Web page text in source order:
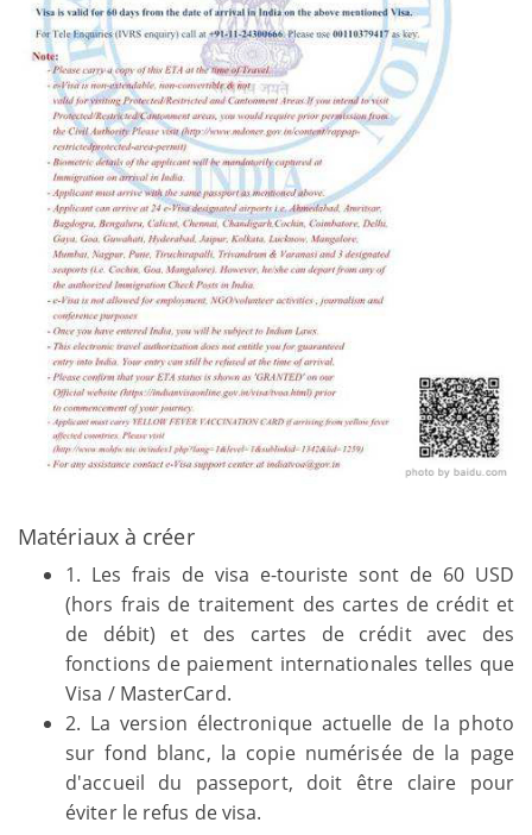
Matériaux à créer
1. Les frais de visa e-touriste sont de 60 USD
(hors frais de traitement des cartes de crédit et
de débit) et des cartes de crédit avec des
fonctions de paiement internationales telles que
Visa / MasterCard.
2. La version électronique actuelle de la photo
sur fond blanc, la copie numérisée de la page
d'accueil du passeport, doit être claire pour
éviter le refus de visa.